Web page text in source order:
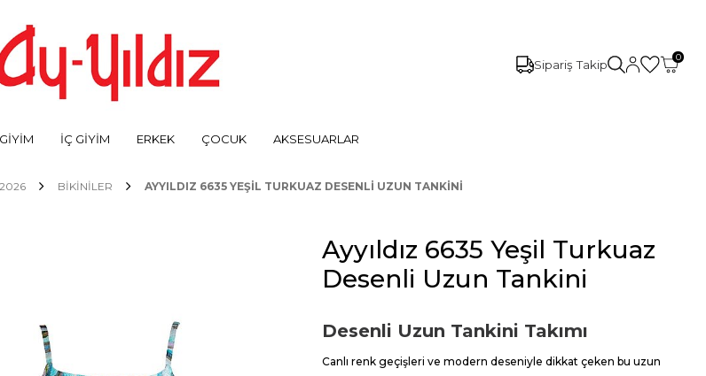
Sipariş Takip
0
İÇ GİYİM ERKEK ÇOCUK AKSESUARLAR
BIKINILER AYYILDIZ 6635 YEŞIL TURKUAZ DESENLI UZUN TANKINI
Ayyıldız 6635 Yeşil Turkuaz
Desenli Uzun Tankini
Desenli Uzun Tankini Takımı
Canlı renk geçişleri ve modern deseniyle dikkat çeken bu uzun